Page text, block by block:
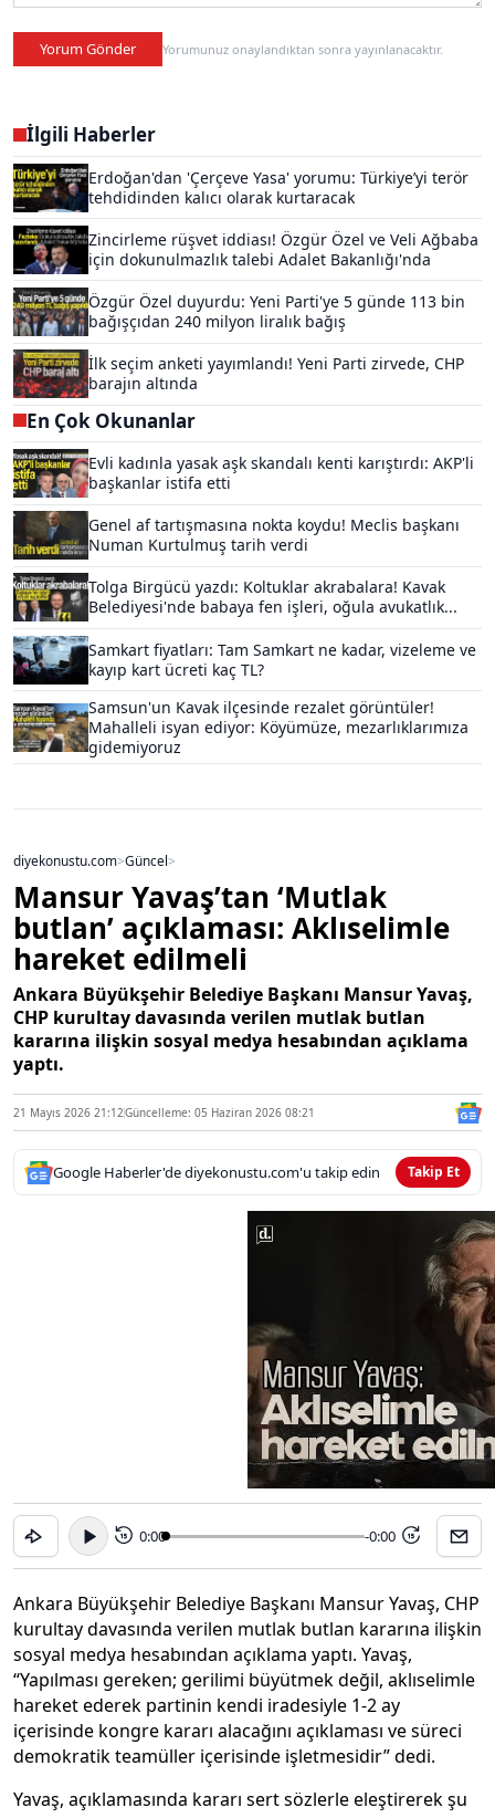
Yorum Gönder Yorumunuz onaylandıktan sonra yayınlanacaktır.
İlgili Haberler
Erdoğan'dan 'Çerçeve Yasa' yorumu: Türkiye’yi terör
tehdidinden kalıcı olarak kurtaracak
Zincirleme rüşvet iddiası! Özgür Özel ve Veli Ağbaba
için dokunulmazlık talebi Adalet Bakanlığı'nda
Özgür Özel duyurdu: Yeni Parti'ye 5 günde 113 bin
bağışçıdan 240 milyon liralık bağış
İlk seçim anketi yayımlandı! Yeni Parti zirvede, CHP
barajın altında
En Çok Okunanlar
Evli kadınla yasak aşk skandalı kenti karıştırdı: AKP'li
başkanlar istifa etti
Genel af tartışmasına nokta koydu! Meclis başkanı
Numan Kurtulmuş tarih verdi
Tolga Birgücü yazdı: Koltuklar akrabalara! Kavak
Belediyesi'nde babaya fen işleri, oğula avukatlık...
Samkart fiyatları: Tam Samkart ne kadar, vizeleme ve
kayıp kart ücreti kaç TL?
Samsun'un Kavak ilçesinde rezalet görüntüler!
Mahalleli isyan ediyor: Köyümüze, mezarlıklarımıza
gidemiyoruz
diyekonustu.com>Güncel>
Mansur Yavaş’tan ‘Mutlak
butlan’ açıklaması: Aklıselimle
hareket edilmeli
Ankara Büyükşehir Belediye Başkanı Mansur Yavaş,
CHP kurultay davasında verilen mutlak butlan
kararına ilişkin sosyal medya hesabından açıklama
yaptı.
21 Mayıs 2026 21:12Güncelleme: 05 Haziran 2026 08:21
Google Haberler'de diyekonustu.com'u takip edin Takip Et
15 0:00 -0:00 15
Ankara Büyükşehir Belediye Başkanı Mansur Yavaş, CHP
kurultay davasında verilen mutlak butlan kararına ilişkin
sosyal medya hesabından açıklama yaptı. Yavaş,
“Yapılması gereken; gerilimi büyütmek değil, aklıselimle
hareket ederek partinin kendi iradesiyle 1-2 ay
içerisinde kongre kararı alacağını açıklaması ve süreci
demokratik teamüller içerisinde işletmesidir” dedi.
Yavaş, açıklamasında kararı sert sözlerle eleştirerek şu